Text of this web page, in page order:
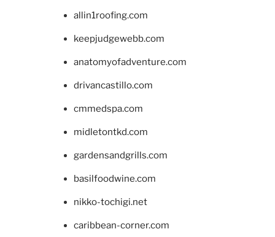
allin1roofing.com
keepjudgewebb.com
anatomyofadventure.com
drivancastillo.com
cmmedspa.com
midletontkd.com
gardensandgrills.com
basilfoodwine.com
nikko-tochigi.net
caribbean-corner.com